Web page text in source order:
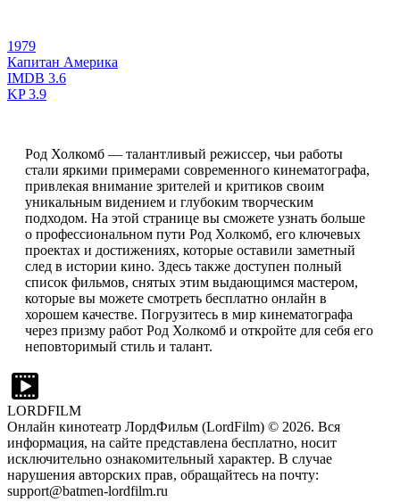
1979
Капитан Америка
IMDB 3.6
KP3.9
Род Холкомб — талантливый режиссер, чьи работы
стали яркими примерами современного кинематографа,
привлекая внимание зрителей и критиков своим
уникальным видением и глубоким творческим
подходом. На этой странице вы сможете узнать больше
о профессиональном пути Род Холкомб, его ключевых
проектах и достижениях, которые оставили заметный
след в истории кино. Здесь также доступен полный
список фильмов, снятых этим выдающимся мастером,
которые вы можете смотреть бесплатно онлайн в
хорошем качестве. Погрузитесь в мир кинематографа
через призму работ Род Холкомб и откройте для себя его
неповторимый стиль и талант.
LORDFILM
Онлайн кинотеатр ЛордФильм (LordFilm) © 2026. Вся
информация, на сайте представлена бесплатно, носит
исключительно ознакомительный характер. В случае
нарушения авторских прав, обращайтесь на почту:
support@batmen-lordfilm.ru